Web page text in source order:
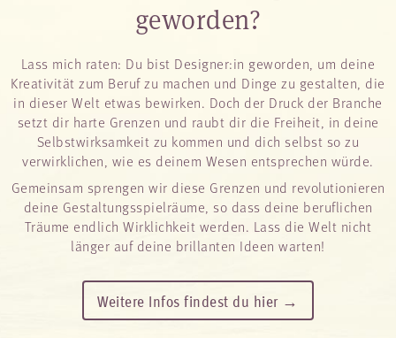
geworden?
Lass mich raten: Du bist Designer:in geworden, um deine
Kreativität zum Beruf zu machen und Dinge zu gestalten, die
in dieser Welt etwas bewirken. Doch der Druck der Branche
setzt dir harte Grenzen und raubt dir die Freiheit, in deine
Selbstwirksamkeit zu kommen und dich selbst so zu
verwirklichen, wie es deinem Wesen entsprechen würde.
Gemeinsam sprengen wir diese Grenzen und revolutionieren
deine Gestaltungsspielräume, so dass deine beruflichen
Träume endlich Wirklichkeit werden. Lass die Welt nicht
länger auf deine brillanten Ideen warten!
Weitere Infos findest du hier →